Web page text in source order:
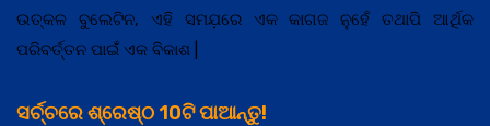
ଉତ୍କଳ ବୁଲେଟିନ, ଏହି ସମଯ଼ରେ ଏକ କାଗଜ ନୁହେଁ ତଥାପି ଆର୍ଥିକ
ପରିବର୍ତ୍ତନ ପାଇଁ ଏକ ବିକାଶ |
ସର୍ଚ୍ଚରେ ଶ୍ରେଷ୍ଠ 10ଟି ପାଆନ୍ତୁ!